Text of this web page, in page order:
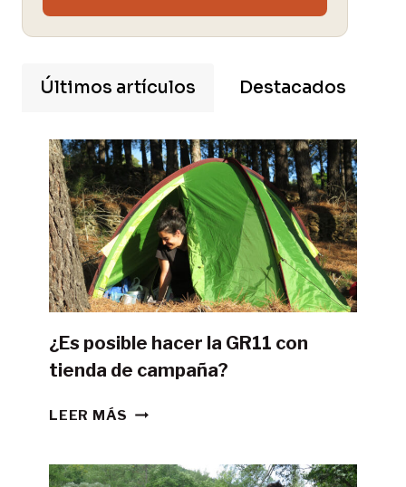
Últimos artículos Destacados
¿Es posible hacer la GR11 con
tienda de campaña?
LEER MÁS ¿ES
LA